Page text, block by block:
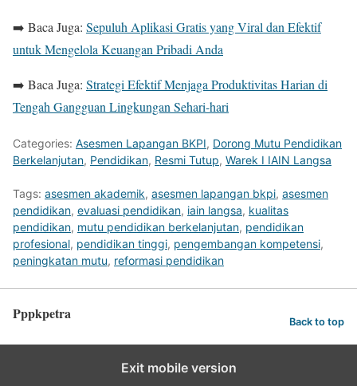
➡️ Baca Juga: Sepuluh Aplikasi Gratis yang Viral dan Efektif
untuk Mengelola Keuangan Pribadi Anda
➡️ Baca Juga: Strategi Efektif Menjaga Produktivitas Harian di
Tengah Gangguan Lingkungan Sehari-hari
Categories: Asesmen Lapangan BKPI, Dorong Mutu Pendidikan
Berkelanjutan, Pendidikan, Resmi Tutup, Warek I IAIN Langsa
Tags: asesmen akademik, asesmen lapangan bkpi, asesmen
pendidikan, evaluasi pendidikan, iain langsa, kualitas
pendidikan, mutu pendidikan berkelanjutan, pendidikan
profesional, pendidikan tinggi, pengembangan kompetensi,
peningkatan mutu, reformasi pendidikan
Pppkpetra Back to top
Exit mobile version